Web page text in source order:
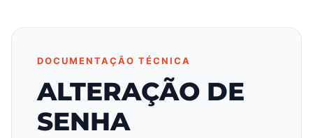
DOCUMENTAÇÃO TÉCNICA
ALTERAÇÃO DE
SENHA